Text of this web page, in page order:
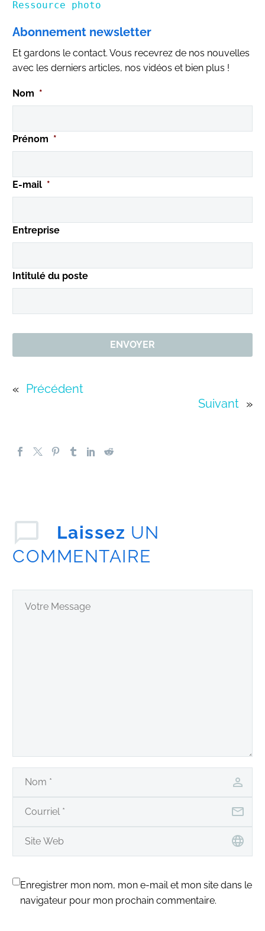
Ressource photo
Abonnement newsletter
Et gardons le contact. Vous recevrez de nos nouvelles
avec les derniers articles, nos vidéos et bien plus !
Nom *
Prénom *
E-mail *
Entreprise
Intitulé du poste
« Précédent
Suivant »
Laissez UN
COMMENTAIRE
Enregistrer mon nom, mon e-mail et mon site dans le
navigateur pour mon prochain commentaire.